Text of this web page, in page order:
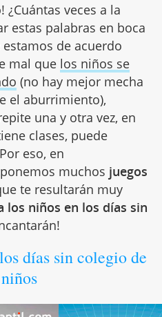
¿Cuántas veces a la
estas palabras en boca
de acuerdo
mal que los niños se
(no hay mejor mecha
el aburrimiento),
una y otra vez, en
clases, puede
eso, en
muchos juegos
te resultarán muy
los niños en los días sin
días sin colegio de